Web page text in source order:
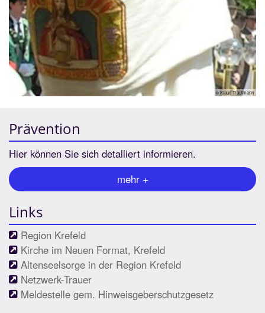
© Klaus Trautmann
Prävention
Hier können Sie sich detalliert informieren.
mehr +
Links
Region Krefeld
Kirche im Neuen Format, Krefeld
Altenseelsorge in der Region Krefeld
Netzwerk-Trauer
Meldestelle gem. Hinweisgeberschutzgesetz